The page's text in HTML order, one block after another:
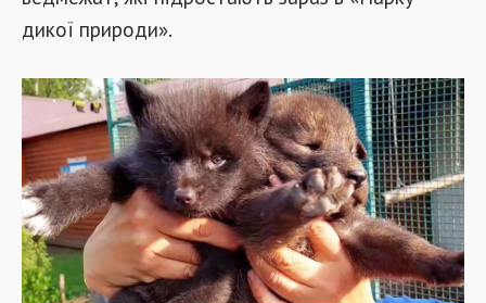
дикої природи».